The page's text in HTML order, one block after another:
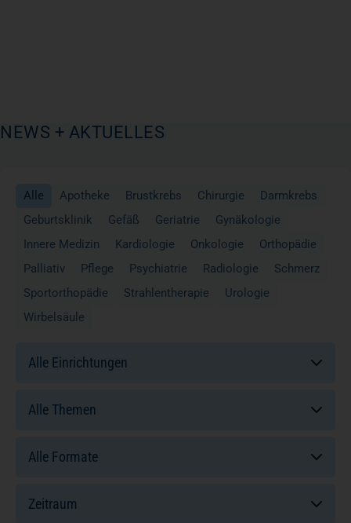
NEWS + AKTUELLES
Alle Apotheke Brustkrebs Chirurgie
Darmkrebs
Geburtsklinik
Gefäß Geriatrie
Gynäkologie
Innere Medizin
Kardiologie Onkologie
Orthopädie
Palliativ
Pflege Psychiatrie Radiologie
Schmerz
Sportorthopädie
Strahlentherapie
Urologie
Wirbelsäule